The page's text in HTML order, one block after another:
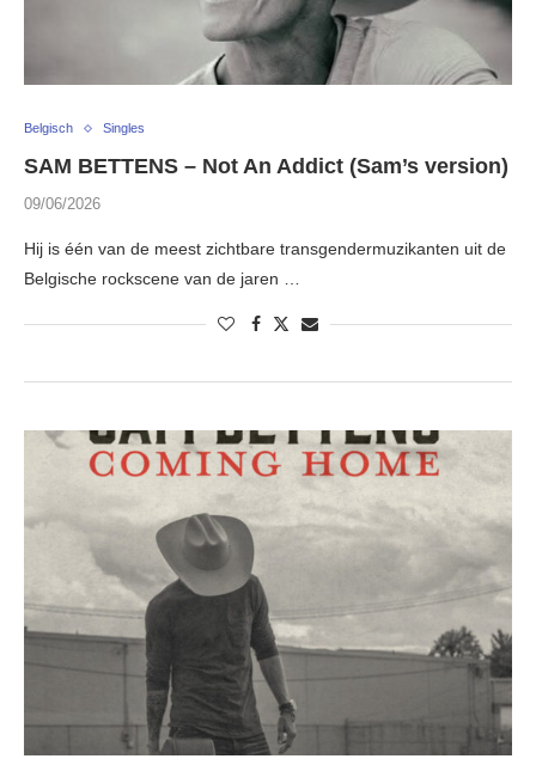
Belgisch Singles
SAM BETTENS – Not An Addict (Sam’s version)
09/06/2026
Hij is één van de meest zichtbare transgendermuzikanten uit de
Belgische rockscene van de jaren …